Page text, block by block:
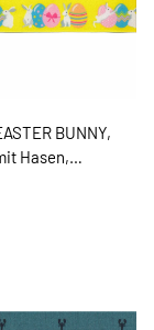
BUNNY,
Hasen,